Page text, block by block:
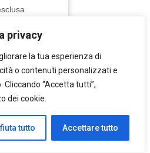
privacy
la tua esperienza di
o contenuti personalizzati e
“Accetta tutti”,
dei cookie.
tutto Accettare tutto